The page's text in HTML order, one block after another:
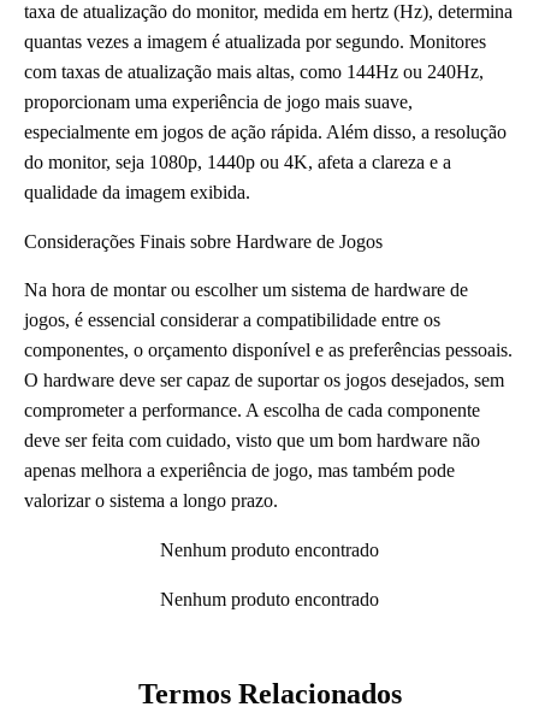
taxa de atualização do monitor, medida em hertz (Hz), determina
quantas vezes a imagem é atualizada por segundo. Monitores
com taxas de atualização mais altas, como 144Hz ou 240Hz,
proporcionam uma experiência de jogo mais suave,
especialmente em jogos de ação rápida. Além disso, a resolução
do monitor, seja 1080p, 1440p ou 4K, afeta a clareza e a
qualidade da imagem exibida.
Considerações Finais sobre Hardware de Jogos
Na hora de montar ou escolher um sistema de hardware de
jogos, é essencial considerar a compatibilidade entre os
componentes, o orçamento disponível e as preferências pessoais.
O hardware deve ser capaz de suportar os jogos desejados, sem
comprometer a performance. A escolha de cada componente
deve ser feita com cuidado, visto que um bom hardware não
apenas melhora a experiência de jogo, mas também pode
valorizar o sistema a longo prazo.
Nenhum produto encontrado
Nenhum produto encontrado
Termos Relacionados